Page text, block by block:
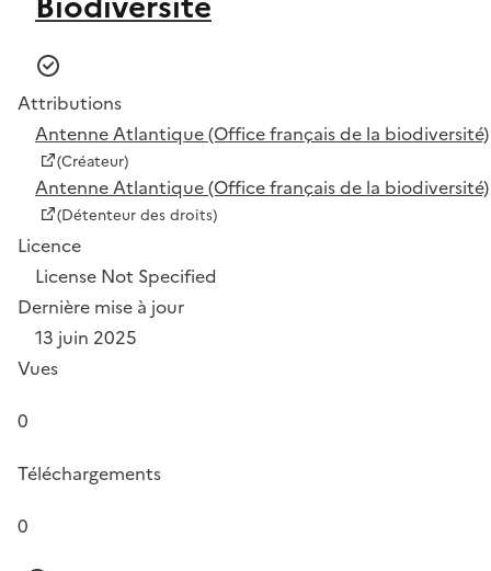
Attributions
Antenne Atlantique (Office français de la biodiversité)
(Créateur)
Antenne Atlantique (Office français de la biodiversité)
(Détenteur des droits)
Licence
License Not Specified
Dernière mise à jour
13 juin 2025
Vues
0
Téléchargements
0